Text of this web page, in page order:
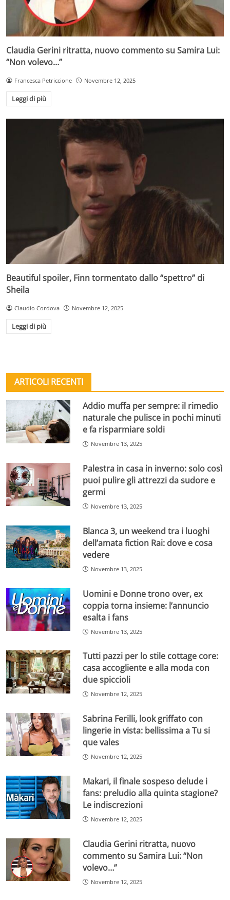
Claudia Gerini ritratta, nuovo commento su Samira Lui:
“Non volevo…”
Francesca Petriccione Novembre 12, 2025
Leggi di più
Beautiful spoiler, Finn tormentato dallo “spettro” di
Sheila
Claudio Cordova Novembre 12, 2025
Leggi di più
ARTICOLI RECENTI
Addio muffa per sempre: il rimedio
naturale che pulisce in pochi minuti
e fa risparmiare soldi
Novembre 13, 2025
Palestra in casa in inverno: solo così
puoi pulire gli attrezzi da sudore e
germi
Novembre 13, 2025
Blanca 3, un weekend tra i luoghi
dell’amata fiction Rai: dove e cosa
vedere
Novembre 13, 2025
Uomini e Donne trono over, ex
coppia torna insieme: l’annuncio
esalta i fans
Novembre 13, 2025
Tutti pazzi per lo stile cottage core:
casa accogliente e alla moda con
due spiccioli
Novembre 12, 2025
Sabrina Ferilli, look griffato con
lingerie in vista: bellissima a Tu si
que vales
Novembre 12, 2025
Makari, il finale sospeso delude i
fans: preludio alla quinta stagione?
Le indiscrezioni
Novembre 12, 2025
Claudia Gerini ritratta, nuovo
commento su Samira Lui: “Non
volevo…”
Novembre 12, 2025